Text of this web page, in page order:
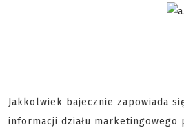
Jakkolwiek bajecznie zapowiada
informacji działu